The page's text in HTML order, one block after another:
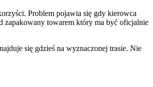
Problem pojawia się gdy kierowca
zapakowany towarem który ma być oficjalnie
się gdzieś na wyznaczonej trasie. Nie